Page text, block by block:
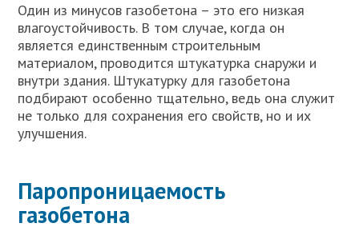
Один из минусов газобетона – это его низкая
влагоустойчивость. В том случае, когда он
является единственным строительным
материалом, проводится штукатурка снаружи и
внутри здания. Штукатурку для газобетона
подбирают особенно тщательно, ведь она служит
не только для сохранения его свойств, но и их
улучшения.
Паропроницаемость
газобетона